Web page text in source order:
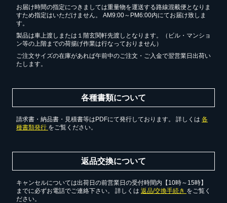
お届け時間の指定につきましては重量物を運送する路線混載便となりま
すため指定はいただけません。 AM9:00～PM6:00内にてお届け致しま
す。
製品は車上渡しまたは１階玄関軒先渡しとなります。（ビル・マンショ
ン等の上階までの荷揚げ作業は行なっておりません）
ご注文サイズの在庫があれば午前中のご注文・ご入金で翌営業日出荷い
たします。
各種書類について
請求書・納品書・見積書等はPDFにて発行しております。 詳しくは 各
種書類発行 をご覧ください。
返品交換について
キャンセルについては出荷日の前営業日の受付時間内【10時～15時】
までに必ずお電話でご連絡下さい。 詳しくは 返品/交換手続き をご覧く
ださい。